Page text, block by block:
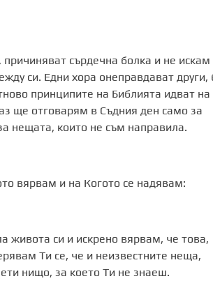
сърдечна болка и не искам
си. Едни хора онеправдават други,
принципите на Библията идват на
ще отговарям в Съдния ден само за
нещата, които не съм направила.
вярвам и на Когото се надявам:
живота си и искрено вярвам, че това,
Ти се, че и неизвестните неща,
нищо, за което Ти не знаеш.